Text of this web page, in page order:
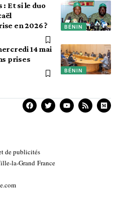
BÉNIN
Et si le duo
en 2026 ?
BÉNIN
14 mai
prises
de publicités
la-Grand France